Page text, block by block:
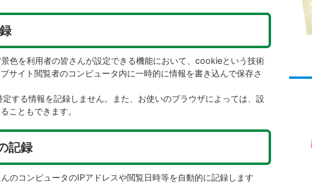
色を利用者の皆さんが設定できる機能において、cookieという技術
サイト閲覧者のコンピュータ内に一時的に情報を書き込んで保存さ
する情報を記録しません。また、お使いのブラウザによっては、設
こともできます。
記録
のコンピュータのIPアドレスや閲覧日時等を自動的に記録します